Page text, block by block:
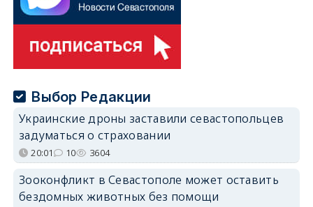
Выбор Редакции
Украинские дроны заставили севастопольцев
задуматься о страховании
20:01 10 3604
Зооконфликт в Севастополе может оставить
бездомных животных без помощи